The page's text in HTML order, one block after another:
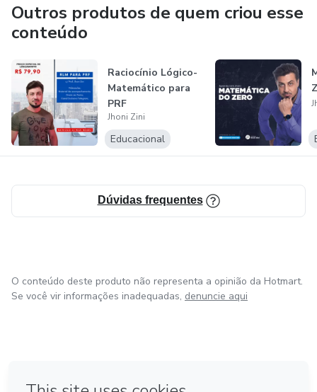
Outros produtos de quem criou esse
conteúdo
Raciocínio Lógico-
Matemático para
PRF
Jhoni Zini
Educacional
Dúvidas frequentes
O conteúdo deste produto não representa a opinião da Hotmart.
Se você vir informações inadequadas, denuncie aqui